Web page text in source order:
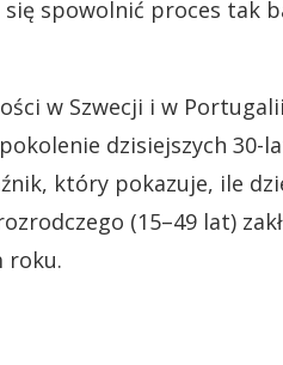
spowolnić proces tak
w Szwecji i w
dzisiejszych 30-
który pokazuje, ile
(15–49 lat)
roku.